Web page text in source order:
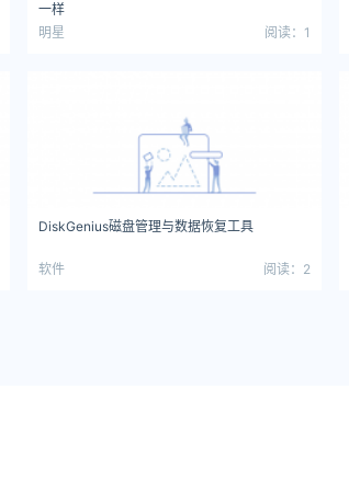
一样
明星
阅读：1
DiskGenius磁盘管理与数据恢复工具
软件 阅读：2